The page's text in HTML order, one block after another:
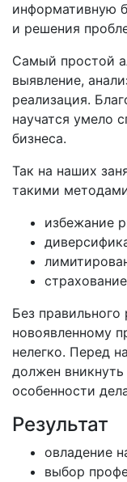
информативную
и решения
Самый простой
выявление,
реализация.
научатся умело
бизнеса.
Так на наших
такими
избежание
страхование
Без
новоявленному
нелегко. Перед
должен
особенности
Результат
овладение
выбор